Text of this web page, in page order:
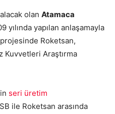
olan Atamaca
yılında yapılan anlaşamayla
Roketsan,
Kuvvetleri Araştırma
seri üretim
ile Roketsan arasında